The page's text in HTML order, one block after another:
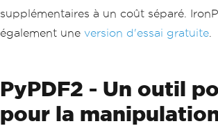
supplémentaires à un coût séparé.
également une version d'essai gratuite
PyPDF2 - Un outil
pour la